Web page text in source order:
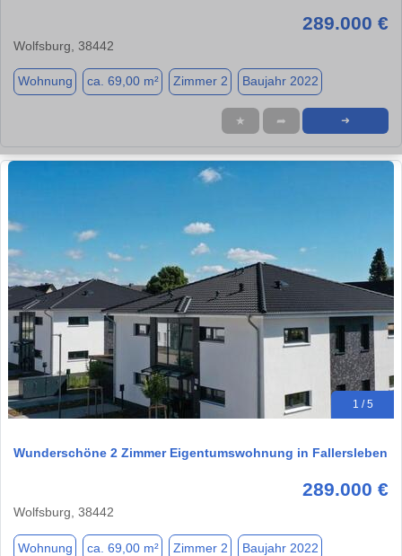
289.000 €
Wolfsburg, 38442
Wohnung ca. 69,00 m² Zimmer 2 Baujahr 2022
★ ➦ ➜
1 / 5
Wunderschöne 2 Zimmer Eigentumswohnung in Fallersleben
289.000 €
Wolfsburg, 38442
Wohnung ca. 69,00 m² Zimmer 2 Baujahr 2022